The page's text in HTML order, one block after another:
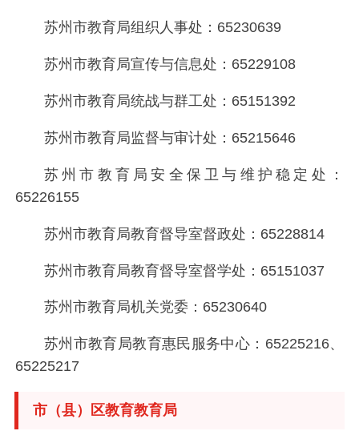
苏州市教育局组织人事处：65230639
苏州市教育局宣传与信息处：65229108
苏州市教育局统战与群工处：65151392
苏州市教育局监督与审计处：65215646
苏州市教育局安全保卫与维护稳定处：
65226155
苏州市教育局教育督导室督政处：65228814
苏州市教育局教育督导室督学处：65151037
苏州市教育局机关党委：65230640
苏州市教育局教育惠民服务中心：65225216、
65225217
市（县）区教育教育局